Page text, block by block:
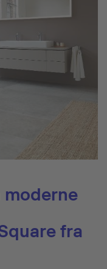
moderne
fra